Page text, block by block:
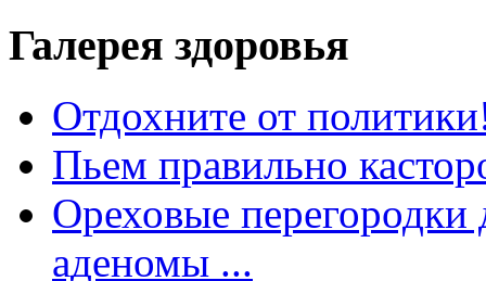
Галерея здоровья
Отдохните от
Пьем правильно
Ореховые перегородки
аденомы ...